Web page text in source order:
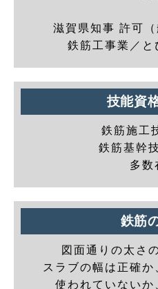
滋賀県知事 許可
鉄筋工事業／と
技能資
鉄筋施工
鉄筋基幹
多数
鉄筋
図面通りの太さ
スラブの幅は正確
使われていないか